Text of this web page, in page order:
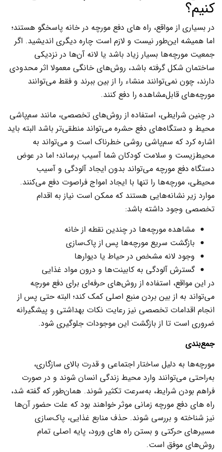
کنیم؟
در بسیاری از مواقع، راه های دفع مورچه در خانه پاسخگو هستند؛
اما همیشه این‌طور نیست و لازم است چاره دیگری اندیشید. اگر
جمعیت مورچه‌ها بسیار زیاد باشد یا لانه آن‌ها در نزدیکی
ساختمان شکل گرفته باشد، روش‌های خانگی معمولا اثر محدودی
دارند، چون نمی‌توانند منشاء را از بین ببرند و فقط می‌توانند
مورچه‌های قابل‌مشاهده را دفع کنند.
در چنین شرایطی، استفاده از روش‌های تخصصی، مانند سم‌پاشی
محیط و دستگاه‌های دفع حشره می‌تواند منطقی‌تر باشد البته باید
اشاره کرد که سم‌پاشی روشی خطرناک است و می‌تواند به
محیط‌زیست و سلامت کودکان شما آسیب برساند؛ اما در عوض
دستگاه دفع مورچه می‌تواند بدون ایجاد آلودگی و آسیب
محیطی، مورچه‌ها را تنها با ایجاد امواج فراصوت دفع می‌کنند.
موارد زیر نشانه‌هایی هستند که ممکن است نیاز به اقدام
تخصصی وجود داشته باشد:
مشاهده مورچه‌ها در چندین نقطه از خانه
بازگشت سریع مورچه‌ها پس از پاک‌سازی
وجود لانه مشخص در حیاط یا دیوارها
گسترش آلودگی به کابینت‌ها و درون مواد غذایی
در این مواقع، استفاده از روش‌های حرفه‌ای برای دفع مورچه
می‌تواند به از بین‌ بردن منبع اصلی کمک کند؛ البته حتی پس از
انجام اقدامات تخصصی نیز رعایت نکات بهداشتی و پیشگیرانه
ضروری است تا از بازگشت این موجودات جلوگیری شود.
جمع‌بندی
مورچه‌ها به دلیل ساختار اجتماعی و قدرت بالای سازگاری،
به‌راحتی می‌توانند وارد محیط زندگی انسان شوند و در صورت
فراهم بودن شرایط، به‌سرعت تکثیر شوند. همان‌طور که گفته شد،
راه های دفع مورچه زمانی موثر خواهند بود که علت حضور آن‌ها
نیز شناخته و بررسی شوند. حذف منابع غذایی، پاک‌سازی
مسیرهای حرکتی و بستن راه های ورود، پایه اصلی تمام
روش‌های موفق است.